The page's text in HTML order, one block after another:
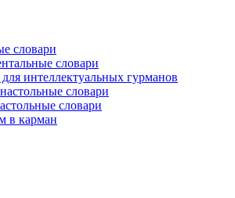
словари
словари
интеллектуальных гурманов
словари
словари
в карман